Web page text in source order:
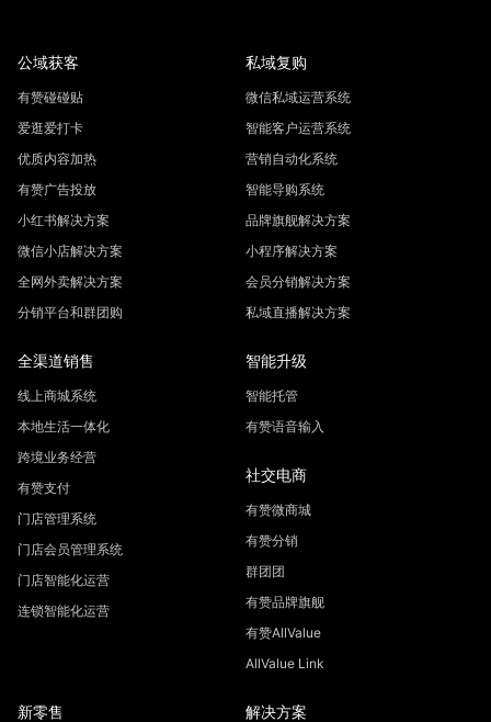
公域获客
有赞碰碰贴
爱逛爱打卡
优质内容加热
有赞广告投放
小红书解决方案
微信小店解决方案
全网外卖解决方案
分销平台和群团购
私域复购
微信私域运营系统
智能客户运营系统
营销自动化系统
智能导购系统
品牌旗舰解决方案
小程序解决方案
会员分销解决方案
私域直播解决方案
全渠道销售
线上商城系统
本地生活一体化
跨境业务经营
有赞支付
门店管理系统
门店会员管理系统
门店智能化运营
连锁智能化运营
智能升级
智能托管
有赞语音输入
社交电商
有赞微商城
有赞分销
群团团
有赞品牌旗舰
有赞AllValue
AllValue Link
新零售 解决方案